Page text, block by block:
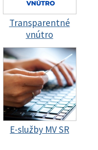
Transparentné
vnútro
E-služby MV SR